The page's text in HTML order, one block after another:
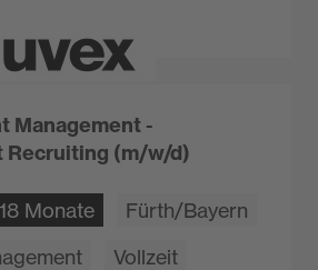
Management -
Recruiting (m/w/d)
Monate
Fürth/Bayern
Vollzeit